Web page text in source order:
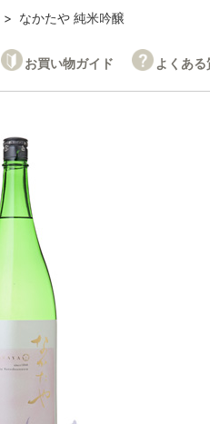
なかたや 純米吟醸
お買い物ガイド よくあ